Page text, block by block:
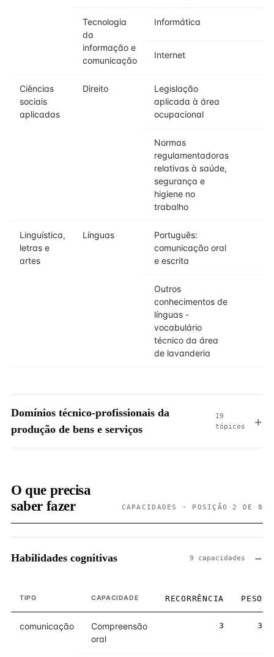
Tecnologia
da
informação e
comunicação
Informática
Internet
Ciências
sociais
aplicadas
Direito
Legislação
aplicada à área
ocupacional
Normas
regulamentadoras
relativas à saúde,
segurança e
higiene no
trabalho
Linguística,
letras e
artes
Línguas
Português:
comunicação oral
e escrita
Outros
conhecimentos de
línguas -
vocabulário
técnico da área
de lavanderia
Domínios técnico-profissionais da
produção de bens e serviços
19
tópicos
O que precisa
saber fazer
CAPACIDADES · POSIÇÃO 2 DE 8
Habilidades cognitivas 9 capacidades
TIPO CAPACIDADE RECORRÊNCIA PESO
comunicação
Compreensão
oral
3 3